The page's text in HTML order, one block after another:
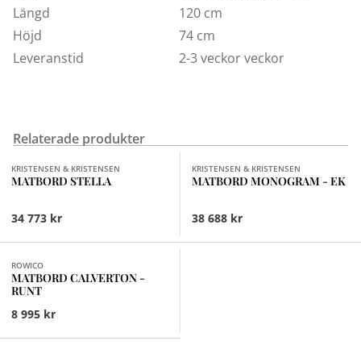
Längd
120 cm
Höjd
74 cm
Leveranstid
2-3 veckor veckor
Relaterade produkter
KRISTENSEN & KRISTENSEN
MATBORD STELLA
34 773 kr
KRISTENSEN & KRISTENSEN
MATBORD MONOGRAM - EK
38 688 kr
ROWICO
MATBORD CALVERTON -
RUNT
8 995 kr